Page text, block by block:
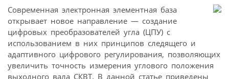
Современная электронная элементная база
открывает новое направление — создание
цифровых преобразователей угла (ЦПУ) с
использованием в них принципов следящего и
адаптивного цифрового регулирования, позволяющих
увеличить точность измерения углового положения
выходного вала СКВТ. В данной статье приведены